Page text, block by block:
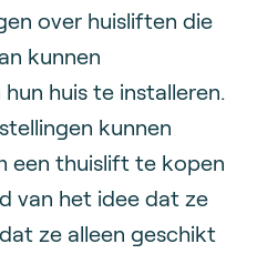
over huisliften die
kunnen
huis te installeren.
kunnen
een thuislift te kopen
van het idee dat ze
ze alleen geschikt